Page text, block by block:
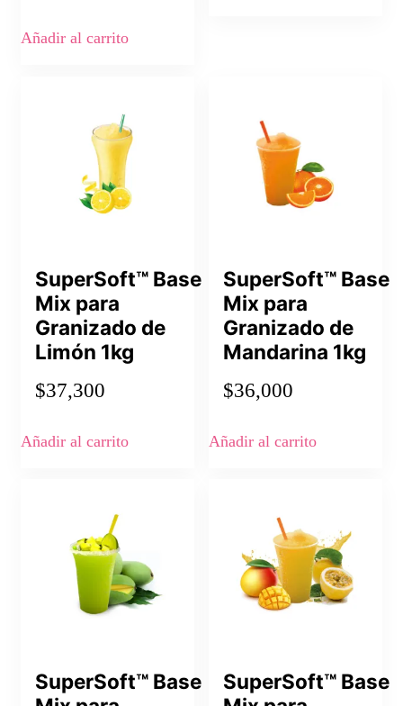
Añadir al carrito
SuperSoft™ Base
Mix para
Granizado de
Limón 1kg
$37,300
Añadir al carrito
SuperSoft™ Base
Mix para
Granizado de
Mandarina 1kg
$36,000
Añadir al carrito
SuperSoft™ Base
SuperSoft™ Base